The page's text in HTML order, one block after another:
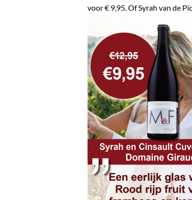
voor € 9,95. Of Syrah van de